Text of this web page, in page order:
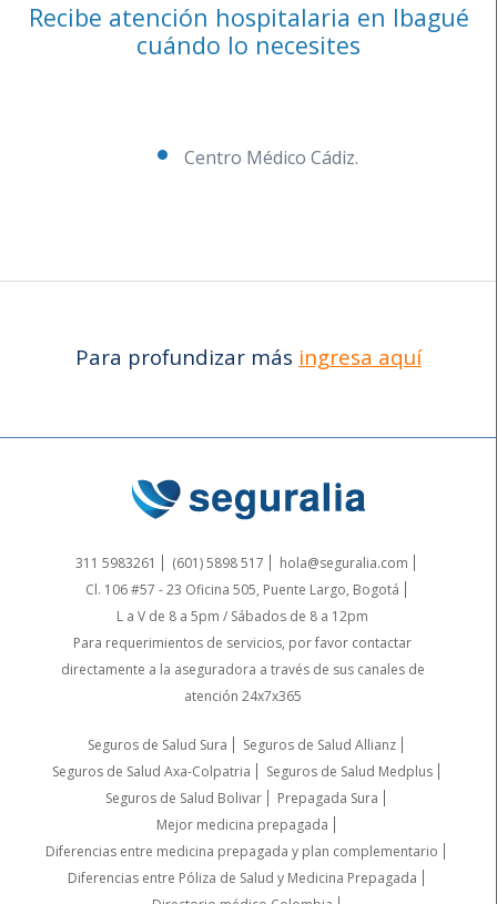
Recibe atención hospitalaria en Ibagué
cuándo lo necesites
Centro Médico Cádiz.
Para profundizar más ingresa aquí
311 5983261 (601) 5898 517
hola@seguralia.com
Cl. 106 #57 - 23 Oficina 505, Puente Largo, Bogotá
L a V de 8 a 5pm / Sábados de 8 a 12pm
Para requerimientos de servicios, por favor contactar
directamente a la aseguradora a través de sus canales de
atención 24x7x365
Seguros de Salud Sura
Seguros de Salud Allianz
Seguros de Salud Axa-Colpatria
Seguros de Salud Medplus
Seguros de Salud Bolivar
Prepagada Sura
Mejor medicina prepagada
Diferencias entre medicina prepagada y plan complementario
Diferencias entre Póliza de Salud y Medicina Prepagada